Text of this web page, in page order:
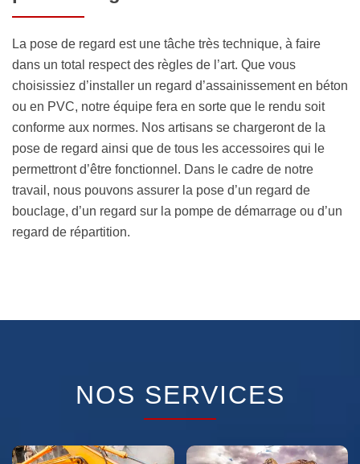
La pose de regard est une tâche très technique, à faire
dans un total respect des règles de l’art. Que vous
choisissiez d’installer un regard d’assainissement en béton
ou en PVC, notre équipe fera en sorte que le rendu soit
conforme aux normes. Nos artisans se chargeront de la
pose de regard ainsi que de tous les accessoires qui le
permettront d’être fonctionnel. Dans le cadre de notre
travail, nous pouvons assurer la pose d’un regard de
bouclage, d’un regard sur la pompe de démarrage ou d’un
regard de répartition.
NOS SERVICES